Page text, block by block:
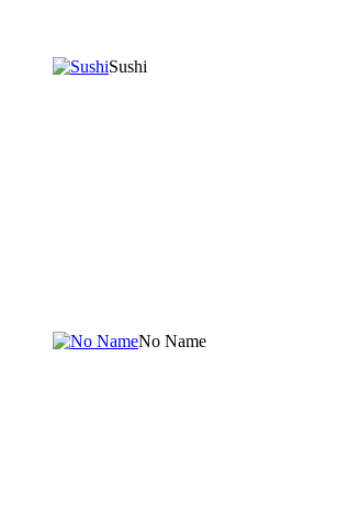
Sushi
No Name